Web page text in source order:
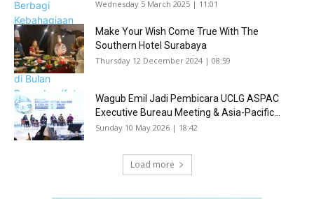
Wednesday 5 March 2025 | 11:01
Make Your Wish Come True With The
Southern Hotel Surabaya
Thursday 12 December 2024 | 08:59
Wagub Emil Jadi Pembicara UCLG ASPAC
Executive Bureau Meeting & Asia-Pacific...
Sunday 10 May 2026 | 18:42
Load more